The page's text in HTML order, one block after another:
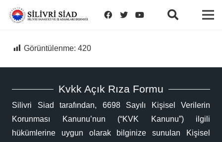
Görüntülenme: 420
Kvkk Açık Rıza Formu
Silivri Siad tarafından, 6698 Sayılı Kişisel Verilerin
Korunması Kanunu’nun (“KVK Kanunu”) ilgili
hükümlerine uygun olarak bilginize sunulan Kişisel